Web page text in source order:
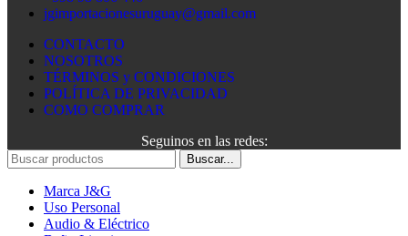
jgimportacionesuruguay@gmail.com
CONTACTO
NOSOTROS
TÉRMINOS y CONDICIONES
POLÍTICA DE PRIVACIDAD
COMO COMPRAR
Seguinos en las redes:
Buscar...
Marca J&G
Uso Personal
Audio & Eléctrico